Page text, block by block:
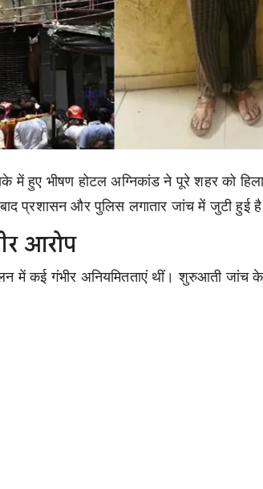
में हुए भीषण होटल अग्निकांड ने पूरे शहर को
प्रशासन और पुलिस लगातार जांच में जुटी हुई
आरोप
में कई गंभीर अनियमितताएं थीं। शुरुआती जांच